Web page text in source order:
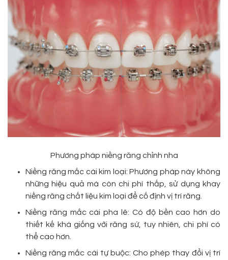
Phương pháp niềng răng chỉnh nha
Niềng răng mắc cài kim loại: Phương pháp này không
những hiệu quả mà còn chi phí thấp, sử dụng khay
niềng răng chất liệu kim loại để cố định vị trí răng.
Niềng răng mắc cài pha lê: Có độ bền cao hơn do
thiết kế khá giống với răng sứ, tuy nhiên, chi phí có
thể cao hơn.
Niềng răng mắc cài tự buộc: Cho phép thay đổi vị trí